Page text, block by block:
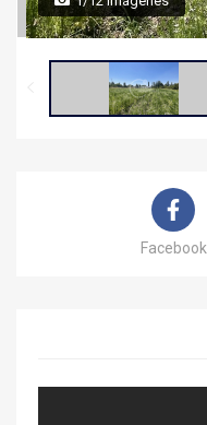
Facebook